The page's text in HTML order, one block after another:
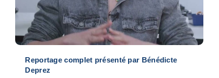
Reportage complet présenté par Bénédicte
Deprez